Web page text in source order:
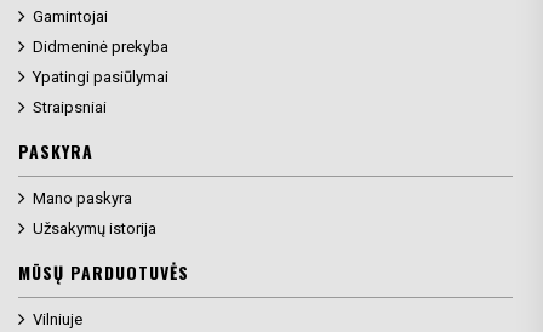
Gamintojai
Didmeninė prekyba
Ypatingi pasiūlymai
Straipsniai
PASKYRA
Mano paskyra
Užsakymų istorija
MŪSŲ PARDUOTUVĖS
Vilniuje